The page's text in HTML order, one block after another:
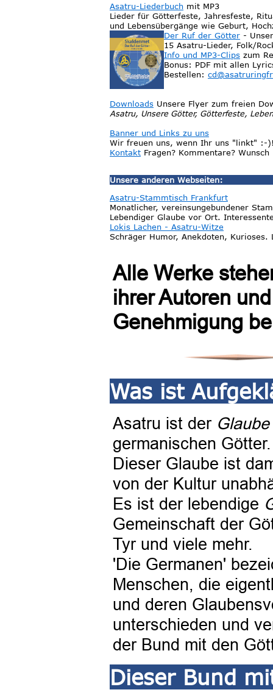
Asatru-Liederbuch mit MP3
Lieder für Götterfeste, Jahresfeste,
und Lebensübergänge wie Geburt,
Der Ruf der Götter -
15 Asatru-Lieder, Folk/
Info und MP3-Clips zum
Bonus: PDF mit allen
Bestellen:
Downloads Unsere Flyer zum freien
Asatru, Unsere Götter, Götterfeste,
Banner und Links zu uns
Wir freuen uns, wenn Ihr uns "linkt" :-
Kontakt Fragen? Kommentare?
Unsere anderen Webseiten:
Asatru-Stammtisch Frankfurt
Monatlicher, vereinsungebundener
Lebendiger Glaube vor Ort.
Lokis Lachen - Asatru-Witze
Schräger Humor, Anekdoten, Kurioses.
Alle Werke
ihrer Autoren
Genehmigung
Was ist
Asatru ist der
germanischen Götter.
Dieser Glaube ist
von der Kultur
Es ist der lebendige
Gemeinschaft der
Tyr und viele mehr.
'Die Germanen'
Menschen, die
und deren
unterschieden und
der Bund mit den
Dieser Bund